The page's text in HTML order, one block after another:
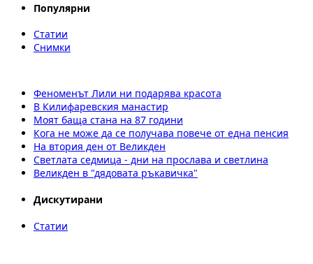
Популярни
Статии
Снимки
Феноменът Лили ни подарява красота
В Килифаревския манастир
Моят баща стана на 87 години
Кога не може да се получава повече от една пенсия
На втория ден от Великден
Светлата седмица - дни на прослава и светлина
Великден в "дядовата ръкавичка"
Дискутирани
Статии